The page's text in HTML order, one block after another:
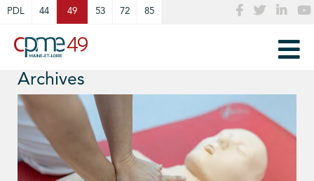
PDL 44 49 53 72 85
Archives
Cookies management panel